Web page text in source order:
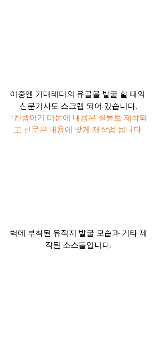
이중엔 거대테디의 유골을 발굴 할 때의
신문기사도 스크랩 되어 있습니다.
*컨셉이기 때문에 내용은 실물로 제작되
고 신문은 내용에 맞게 재작업 됩니다.
벽에 부착된 유적지 발굴 모습과 기타 제
작된 소스들입니다.